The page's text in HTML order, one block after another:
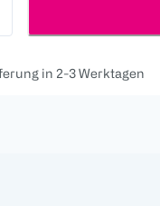
in 2-3 Werktagen